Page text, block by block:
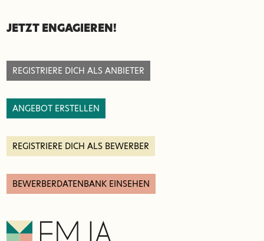
SEITENFUSS
JETZT ENGAGIEREN!
REGISTRIERE DICH ALS ANBIETER
ANGEBOT ERSTELLEN
REGISTRIERE DICH ALS BEWERBER
BEWERBERDATENBANK EINSEHEN